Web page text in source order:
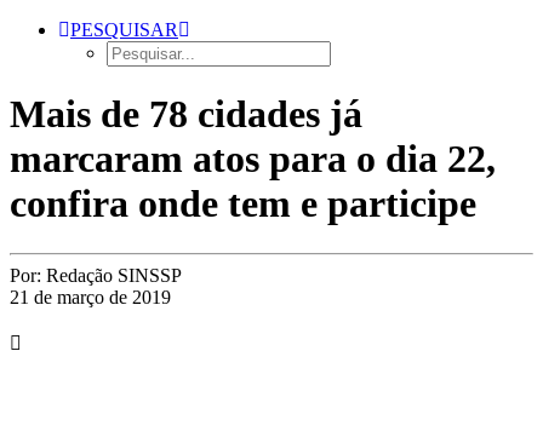
PESQUISAR
Mais de 78 cidades já
marcaram atos para o dia 22,
confira onde tem e participe
Por: Redação SINSSP
21 de março de 2019